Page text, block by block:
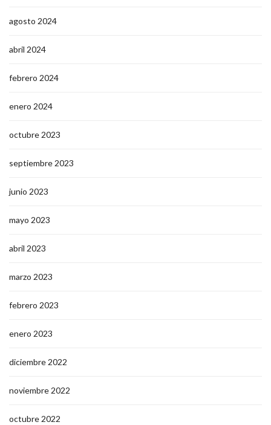
agosto 2024
abril 2024
febrero 2024
enero 2024
octubre 2023
septiembre 2023
junio 2023
mayo 2023
abril 2023
marzo 2023
febrero 2023
enero 2023
diciembre 2022
noviembre 2022
octubre 2022